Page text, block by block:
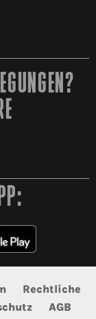
Rechtliche
AGB